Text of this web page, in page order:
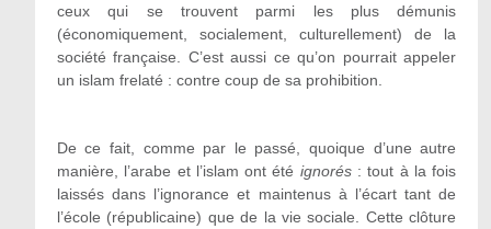
ceux qui se trouvent parmi les plus démunis
(économiquement, socialement, culturellement) de la
société française. C’est aussi ce qu’on pourrait appeler
un islam frelaté : contre coup de sa prohibition.
De ce fait, comme par le passé, quoique d’une autre
manière, l’arabe et l’islam ont été ignorés: tout à la fois
laissés dans l’ignorance et maintenus à l’écart tant de
l’école (républicaine) que de la vie sociale. Cette clôture